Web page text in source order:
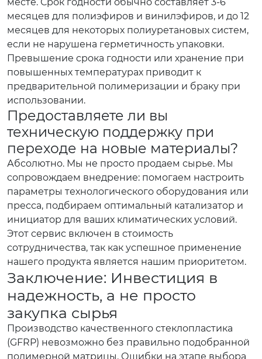
месяцев для полиэфиров и винилэфиров, и до 12
месяцев для некоторых полиуретановых систем,
если не нарушена герметичность упаковки.
Превышение срока годности или хранение при
повышенных температурах приводит к
предварительной полимеризации и браку при
использовании.
Предоставляете ли вы
техническую поддержку при
переходе на новые материалы?
Абсолютно. Мы не просто продаем сырье. Мы
сопровождаем внедрение: помогаем настроить
параметры технологического оборудования или
пресса, подбираем оптимальный катализатор и
инициатор для ваших климатических условий.
Этот сервис включен в стоимость
сотрудничества, так как успешное применение
нашего продукта является нашим приоритетом.
Заключение: Инвестиция в
надежность, а не просто
закупка сырья
Производство качественного стеклопластика
(GFRP) невозможно без правильно подобранной
полимерной матрицы. Ошибки на этапе выбора